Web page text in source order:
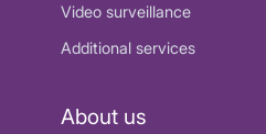
Video surveillance
Additional services
About us